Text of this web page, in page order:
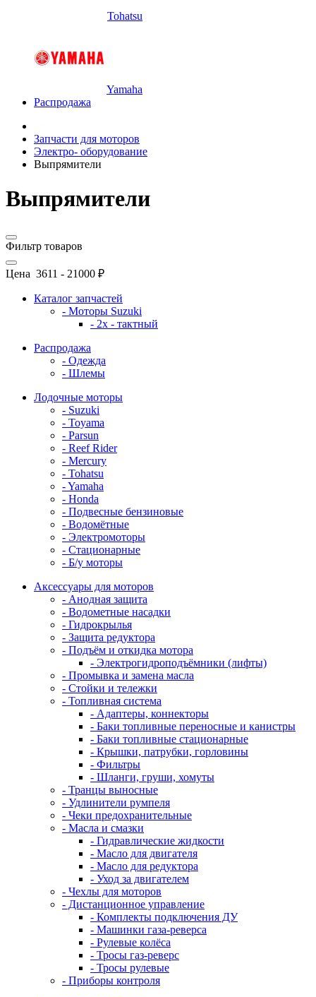
Tohatsu
Yamaha
Распродажа
Запчасти для моторов
Электро- оборудование
Выпрямители
Выпрямители
Фильтр товаров
Цена 3611 - 21000 ₽
Каталог запчастей
- Моторы Suzuki
- 2x - тактный
Распродажа
- Одежда
- Шлемы
Лодочные моторы
- Suzuki
- Toyama
- Parsun
- Reef Rider
- Mercury
- Tohatsu
- Yamaha
- Honda
- Подвесные бензиновые
- Водомётные
- Электромоторы
- Стационарные
- Б/у моторы
Аксессуары для моторов
- Анодная защита
- Водометные насадки
- Гидрокрылья
- Защита редуктора
- Подъём и откидка мотора
- Электрогидроподъёмники (лифты)
- Промывка и замена масла
- Стойки и тележки
- Топливная система
- Адаптеры, коннекторы
- Баки топливные переносные и канистры
- Баки топливные стационарные
- Крышки, патрубки, горловины
- Фильтры
- Шланги, груши, хомуты
- Транцы выносные
- Удлинители румпеля
- Чеки предохранительные
- Масла и смазки
- Гидравлические жидкости
- Масло для двигателя
- Масло для редуктора
- Уход за двигателем
- Чехлы для моторов
- Дистанционное управление
- Комплекты подключения ДУ
- Машинки газа-реверса
- Рулевые колёса
- Тросы газ-реверс
- Тросы рулевые
- Приборы контроля